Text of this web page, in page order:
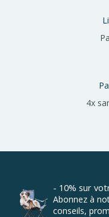
4x
- 10% sur
Abonnez à
conseils,